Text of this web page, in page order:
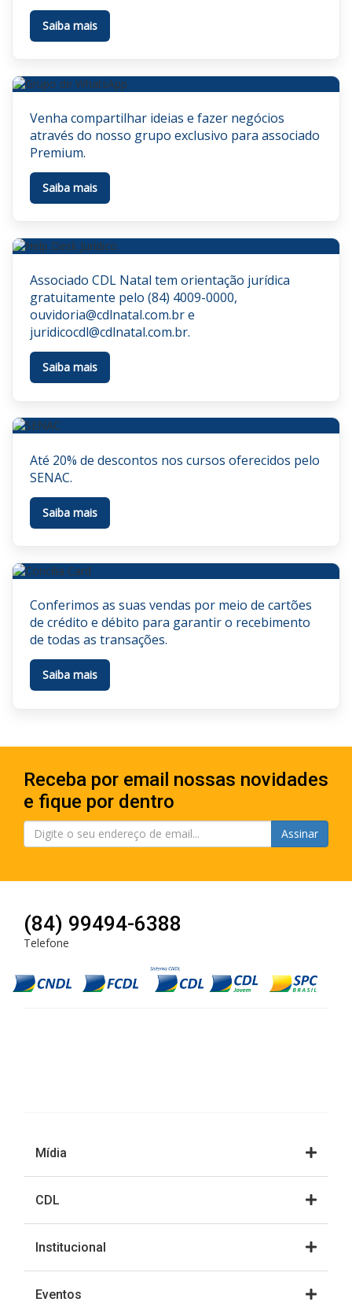
Saiba mais
Venha compartilhar ideias e fazer negócios
através do nosso grupo exclusivo para associado
Premium.
Saiba mais
Associado CDL Natal tem orientação jurídica
gratuitamente pelo (84) 4009-0000,
ouvidoria@cdlnatal.com.bre
juridicocdl@cdlnatal.com.br.
Saiba mais
Até 20% de descontos nos cursos oferecidos pelo
SENAC.
Saiba mais
Conferimos as suas vendas por meio de cartões
de crédito e débito para garantir o recebimento
de todas as transações.
Saiba mais
Receba por email nossas novidades
e fique por dentro
Assinar
(84) 99494-6388
Telefone
Mídia
CDL
Institucional
Eventos